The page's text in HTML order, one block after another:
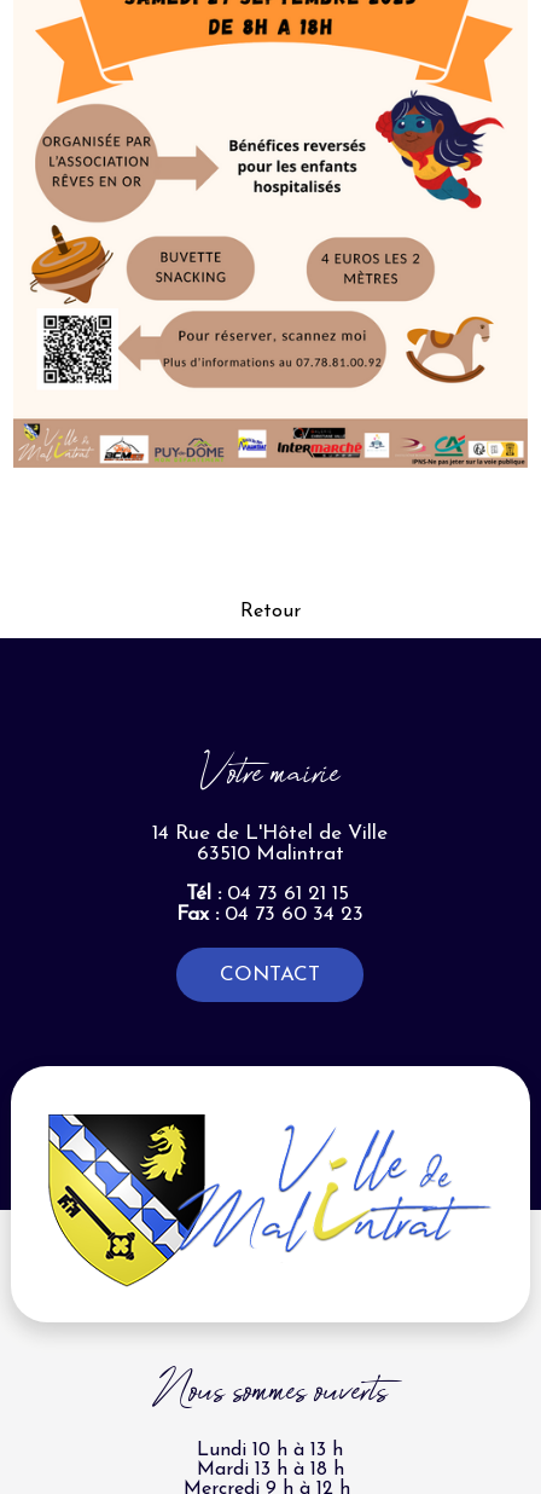
Retour
Votre mairie
14 Rue de L'Hôtel de Ville
63510 Malintrat
Tél :04 73 61 21 15
Fax :04 73 60 34 23
CONTACT
Nous sommes ouverts
Lundi 10 h à 13 h
Mardi 13 h à 18 h
Mercredi 9 h à 12 h